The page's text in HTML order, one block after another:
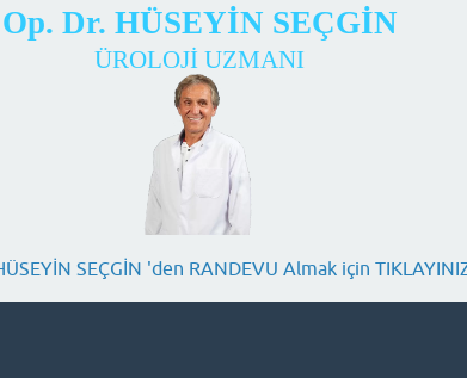
Op. Dr. HÜSEYİN SEÇGİN
ÜROLOJİ UZMANI
SEÇGİN 'den RANDEVU Almak için